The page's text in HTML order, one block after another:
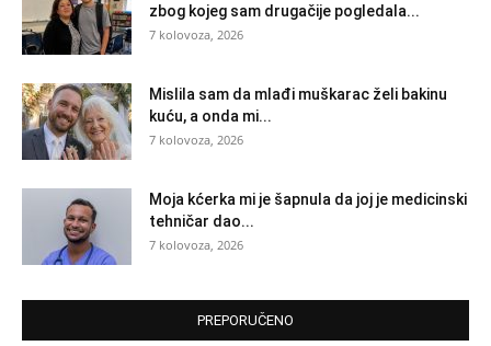
zbog kojeg sam drugačije pogledala...
7 kolovoza, 2026
Mislila sam da mlađi muškarac želi bakinu
kuću, a onda mi...
7 kolovoza, 2026
Moja kćerka mi je šapnula da joj je medicinski
tehničar dao...
7 kolovoza, 2026
PREPORUČENO